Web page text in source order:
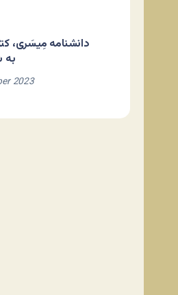
دانشنامه مِیسَری،
به
2023